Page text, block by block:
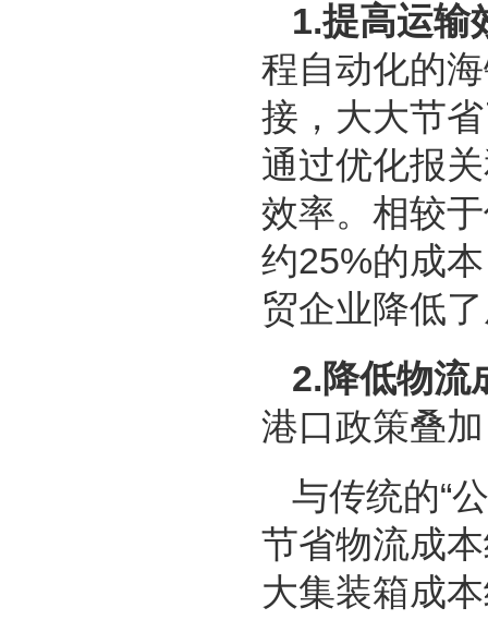
1.提高运输
程自动化的
接，大大节
通过优化报
效率。相较
约25%的成
贸企业降低
2.降低物流
港口政策叠
与传统的“
节省物流成
大集装箱成